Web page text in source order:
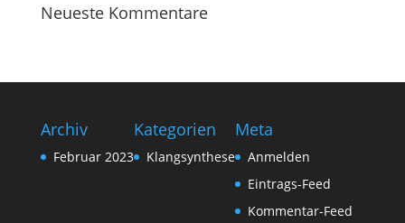
Neueste Kommentare
Archiv
Februar 2023
Kategorien
Klangsynthese
Meta
Anmelden
Eintrags-Feed
Kommentar-Feed